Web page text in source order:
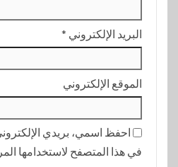
البريد الإلكتروني *
الموقع الإلكتروني
احفظ اسمي، بريدي
في هذا المتصفح لاستخدامها